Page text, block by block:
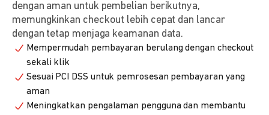
dengan aman untuk pembelian berikutnya,
memungkinkan checkout lebih cepat dan lancar
dengan tetap menjaga keamanan data.
Mempermudah pembayaran berulang dengan checkout
sekali klik
Sesuai PCI DSS untuk pemrosesan pembayaran yang
aman
Meningkatkan pengalaman pengguna dan membantu